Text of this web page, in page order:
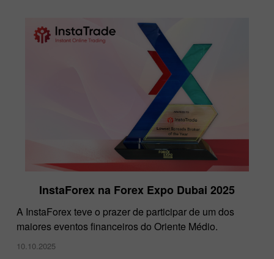
InstaForex na Forex Expo Dubai 2025
A InstaForex teve o prazer de participar de um dos
maiores eventos financeiros do Oriente Médio.
10.10.2025